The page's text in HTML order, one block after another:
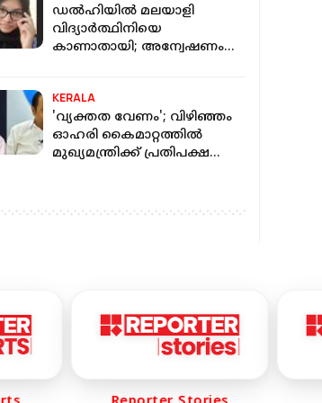
ഡല്‍ഹിയില്‍ മലയാളി
വിദ്യാര്‍ത്ഥിനിയെ
കാണാതായി; അന്വേഷണം
KERALA
'വ്യക്തത വേണം'; വിഴിഞ്ഞം
ഓഹരി കൈമാറ്റത്തില്‍
മുഖ്യമന്ത്രിക്ക് പ്രതിപക്ഷ